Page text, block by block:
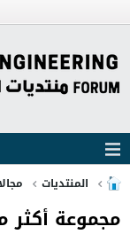
المنتديات
مجموعة أكثر